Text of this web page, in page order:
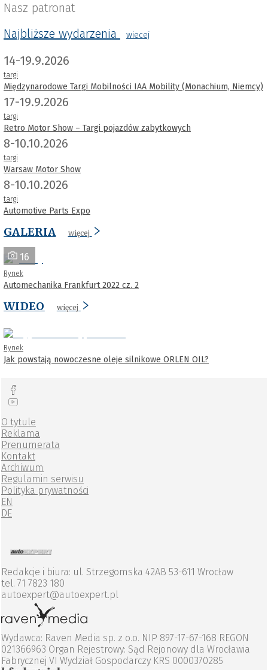
Nasz patronat
Najbliższe wydarzenia
wiecej
14-19.9.2026
targi
Międzynarodowe Targi Mobilności IAA Mobility (Monachium, Niemcy)
17-19.9.2026
targi
Retro Motor Show – Targi pojazdów zabytkowych
8-10.10.2026
targi
Warsaw Motor Show
8-10.10.2026
targi
Automotive Parts Expo
GALERIA więcej
16
Rynek
Automechanika Frankfurt 2022 cz. 2
WIDEO więcej
Rynek
Jak powstają nowoczesne oleje silnikowe ORLEN OIL?
O tytule
Reklama
Prenumerata
Kontakt
Archiwum
Regulamin serwisu
Polityka prywatności
EN
DE
Redakcje i biura: ul. Strzegomska 42AB 53-611 Wrocław
tel. 71 7823 180
autoexpert@autoexpert.pl
Wydawca: Raven Media sp. z o.o. NIP 897-17-67-168 REGON
021366963 Organ Rejestrowy: Sąd Rejonowy dla Wrocławia
Fabrycznej VI Wydział Gospodarczy KRS 0000370285